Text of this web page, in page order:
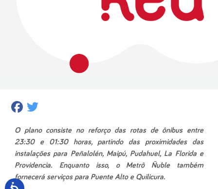
Facebook
O plano consiste no reforço das rotas de ônibus entre
23:30 e 01:30 horas, partindo das proximidades das
instalações para Peñalolén, Maipú, Pudahuel, La Florida e
Providencia. Enquanto isso, o Metrô Ñuble também
fornecerá serviços para Puente Alto e Quilicura.